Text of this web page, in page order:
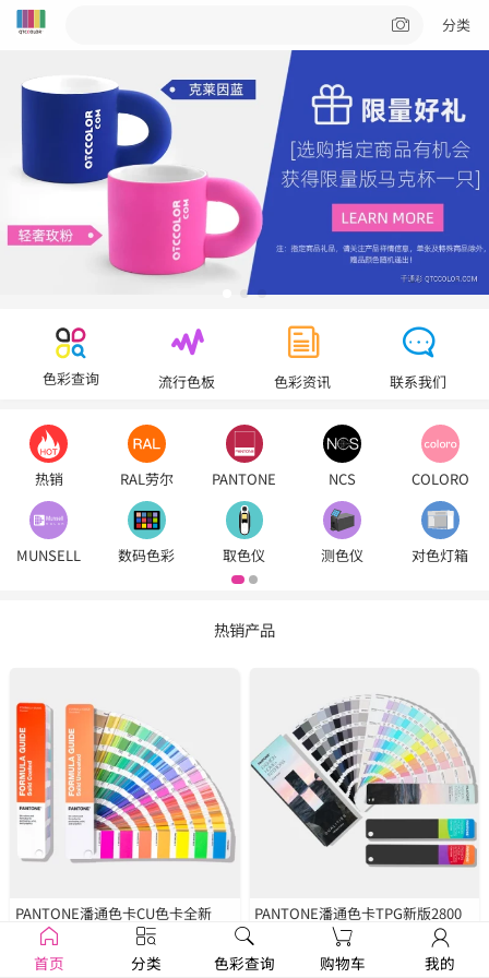
分类
色彩查询 流行色板 色彩资讯 联系我们
热销 RAL劳尔 PANTONE NCS COLORO
MUNSELL 数码色彩 取色仪 测色仪 对色灯箱
热销产品
PANTONE潘通色卡CU色卡全新
2390色
￥1250
PANTONE潘通色卡TPG新版2800
FHIP110C
￥1679
首页 分类 色彩查询 购物车 我的